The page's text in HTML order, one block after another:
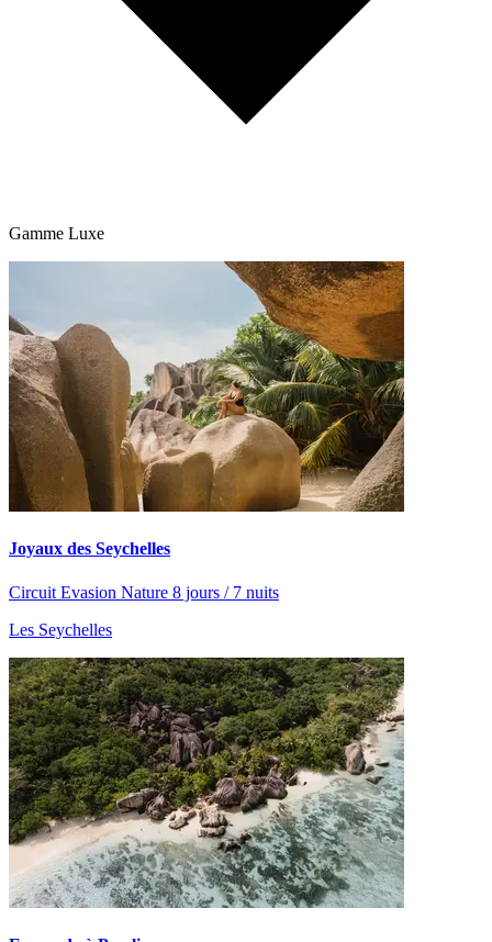
Gamme Luxe
Joyaux des Seychelles
Circuit Evasion Nature 8 jours / 7 nuits
Les Seychelles